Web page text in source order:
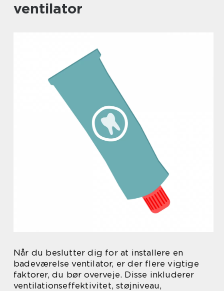
ventilator
Når du beslutter dig for at installere en
badeværelse ventilator, er der flere vigtige
faktorer, du bør overveje. Disse inkluderer
ventilationseffektivitet, støjniveau,